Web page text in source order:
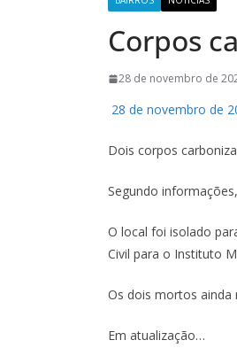
Corpos
28 de novembro de
28 de novembro de
Dois corpos
Segundo
O local foi isolado
Civil para o Instituto
Os dois mortos
Em atualização…